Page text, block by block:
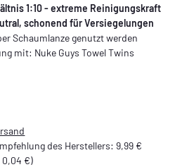
1:10 - extreme Reinigungskraft
schonend für Versiegelungen
Schaumlanze genutzt werden
mit: Nuke Guys Towel Twins
des Herstellers:9,99 €
0,04 €)